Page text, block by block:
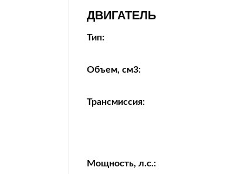
ДВИГАТЕЛЬ
Тип:
Объем, см3:
Трансмиссия:
Мощность, л.с.: